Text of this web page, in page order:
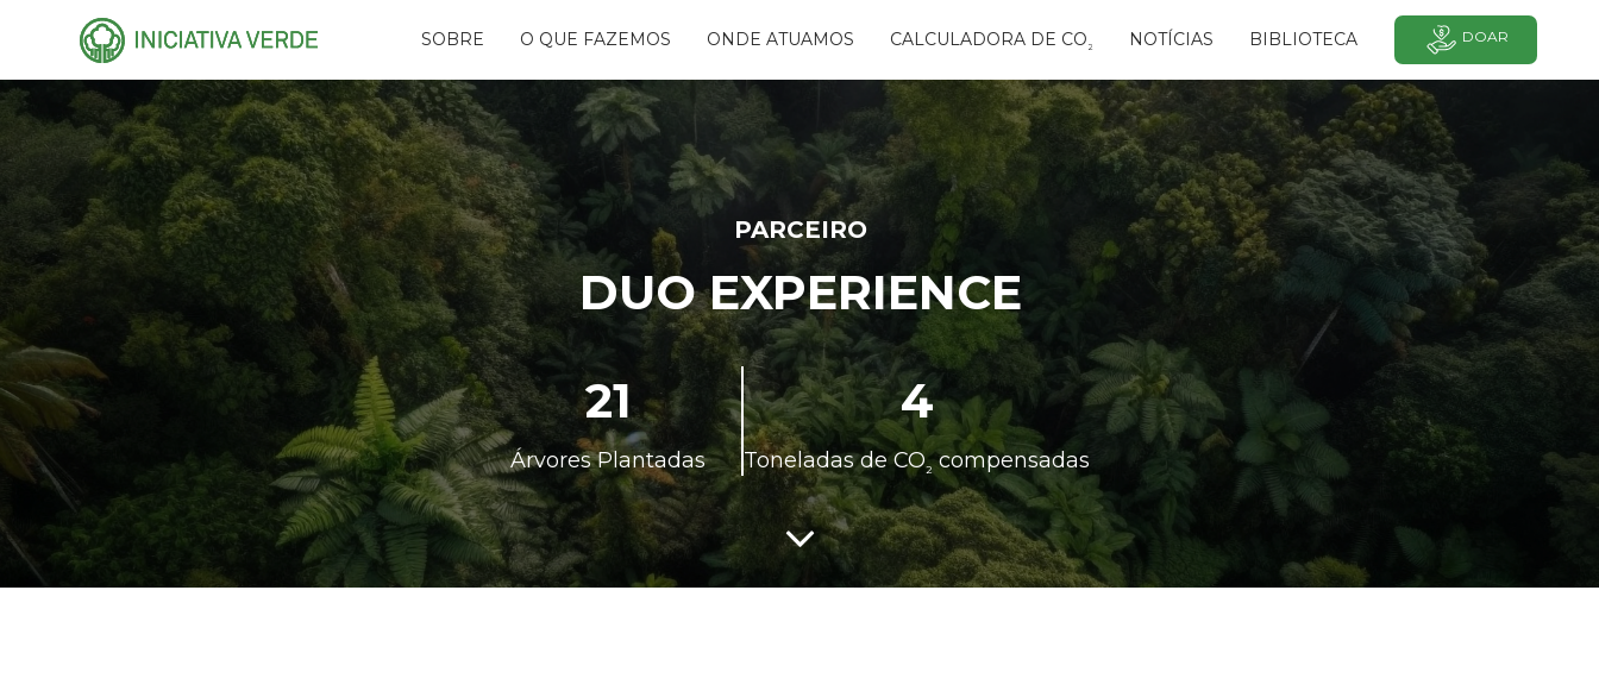
SOBRE
HISTÓRIA
EQUIPE
CONSELHOS
RECONHECIMENTOS
PARCEIROS
REDES
O QUE FAZEMOS
PLANTANDO ÁGUAS
CARBON FREE
AMIGO DA FLORESTA
PROGRAMA
NASCENTES
RESTAURA RIBEIRA -
FUNBIO
EVENTOS
ONDE ATUAMOS CALCULADORA DE CO² NOTÍCIAS BIBLIOTECA DOAR
PARCEIRO
DUO EXPERIENCE
21
Árvores Plantadas
4
Toneladas de CO²compensadas